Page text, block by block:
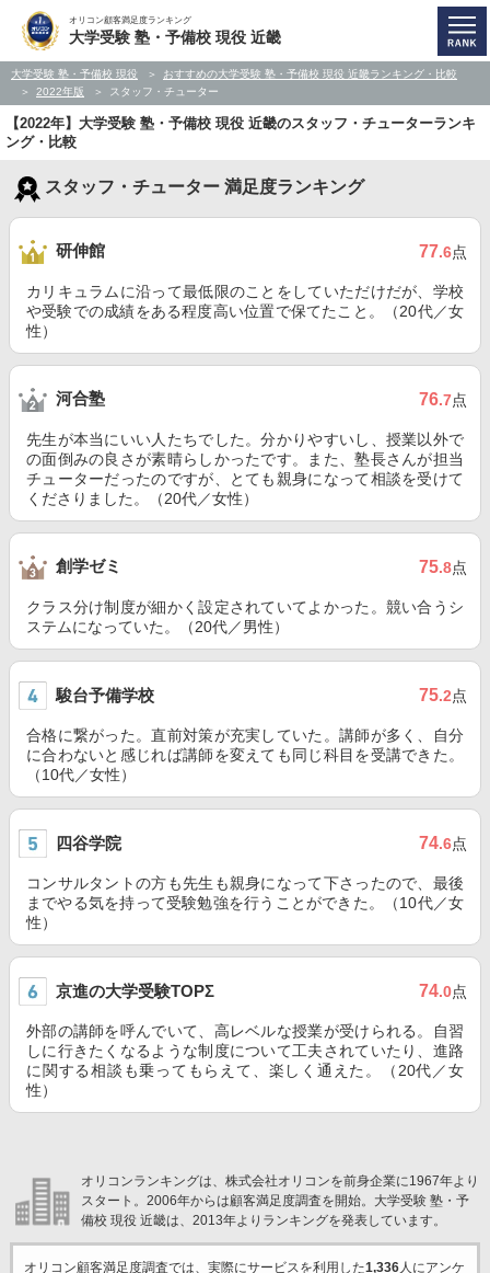
オリコン顧客満足度ランキング
大学受験 塾・予備校 現役 近畿
大学受験 塾・予備校 現役
おすすめの大学受験 塾・予備校 現役 近畿ランキング・比較
2022年版
スタッフ・チューター
【2022年】大学受験 塾・予備校 現役 近畿のスタッフ・チューターランキ
ング・比較
スタッフ・チューター 満足度ランキング
研伸館 77.6点
カリキュラムに沿って最低限のことをしていただけだが、学校
や受験での成績をある程度高い位置で保てたこと。（20代／女
性）
河合塾 76.7点
先生が本当にいい人たちでした。分かりやすいし、授業以外で
の面倒みの良さが素晴らしかったです。また、塾長さんが担当
チューターだったのですが、とても親身になって相談を受けて
くださりました。（20代／女性）
創学ゼミ 75.8点
クラス分け制度が細かく設定されていてよかった。競い合うシ
ステムになっていた。（20代／男性）
駿台予備学校 75.2点
合格に繋がった。直前対策が充実していた。講師が多く、自分
に合わないと感じれば講師を変えても同じ科目を受講できた。
（10代／女性）
四谷学院 74.6点
コンサルタントの方も先生も親身になって下さったので、最後
までやる気を持って受験勉強を行うことができた。（10代／女
性）
京進の大学受験TOPΣ 74.0点
外部の講師を呼んでいて、高レベルな授業が受けられる。自習
しに行きたくなるような制度について工夫されていたり、進路
に関する相談も乗ってもらえて、楽しく通えた。（20代／女
性）
オリコンランキングは、株式会社オリコンを前身企業に1967年より
スタート。2006年からは顧客満足度調査を開始。大学受験 塾・予
備校 現役 近畿は、2013年よりランキングを発表しています。
オリコン顧客満足度調査では、実際にサービスを利用した1,336人にアンケ